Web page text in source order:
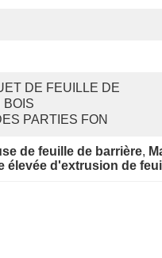
DE FEUILLE DE
BOIS
PARTIES FON
de feuille de barrière,
élevée d'extrusion de